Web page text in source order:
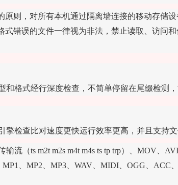
原则，对所有本机通过隔离墙连接的移动存储
式错误的文件一律视为非法，禁止读取、访问
和格式经行深度检查，不简单停留在尾缀检测
检查比对速度更快运行效率更高，并且支持
流（ts m2t m2s m4t m4s ts tp trp）、MOV、
、MP2、MP3、WAV、MIDI、OGG、ACC